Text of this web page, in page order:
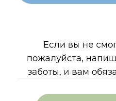
Если вы не
пожалуйста,
заботы, и вам